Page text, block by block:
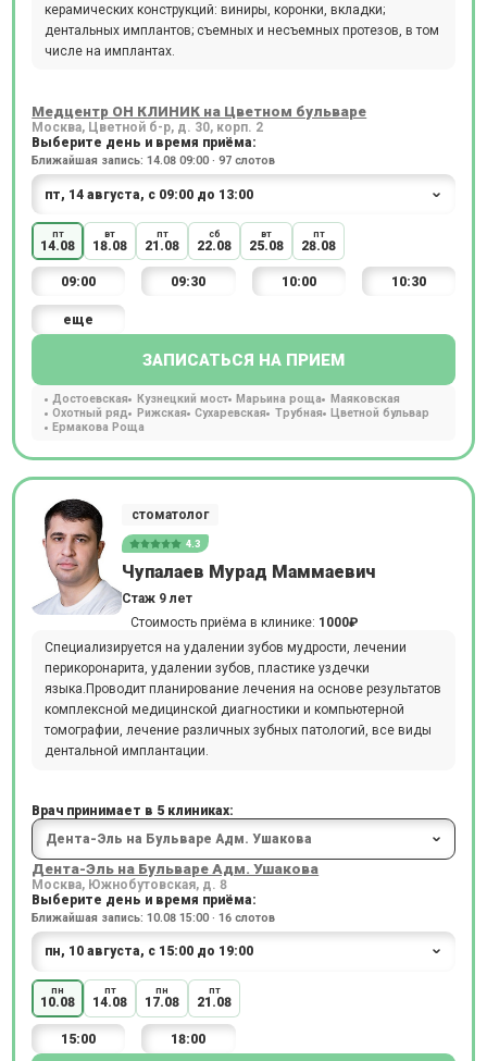
керамических конструкций: виниры, коронки, вкладки;
дентальных имплантов; съемных и несъемных протезов, в том
числе на имплантах.
Медцентр ОН КЛИНИК на Цветном бульваре
Москва, Цветной б-р, д. 30, корп. 2
Выберите день и время приёма:
Ближайшая запись: 14.08 09:00 · 97 слотов
пт
14.08
вт
18.08
пт
21.08
сб
22.08
вт
25.08
пт
28.08
09:00 09:30 10:00 10:30
еще
ЗАПИСАТЬСЯ НА ПРИЕМ
Достоевская Кузнецкий мост Марьина роща
Маяковская
Охотный ряд
Рижская Сухаревская Трубная
Цветной бульвар
Ермакова Роща
стоматолог
4.3
Чупалаев Мурад Маммаевич
Стаж 9 лет
Стоимость приёма в клинике: 1000₽
Специализируется на удалении зубов мудрости, лечении
перикоронарита, удалении зубов, пластике уздечки
языка.Проводит планирование лечения на основе результатов
комплексной медицинской диагностики и компьютерной
томографии, лечение различных зубных патологий, все виды
дентальной имплантации.
Врач принимает в 5 клиниках:
Дента-Эль на Бульваре Адм. Ушакова
Москва, Южнобутовская, д. 8
Выберите день и время приёма:
Ближайшая запись: 10.08 15:00 · 16 слотов
пн
10.08
пт
14.08
пн
17.08
пт
21.08
15:00 18:00